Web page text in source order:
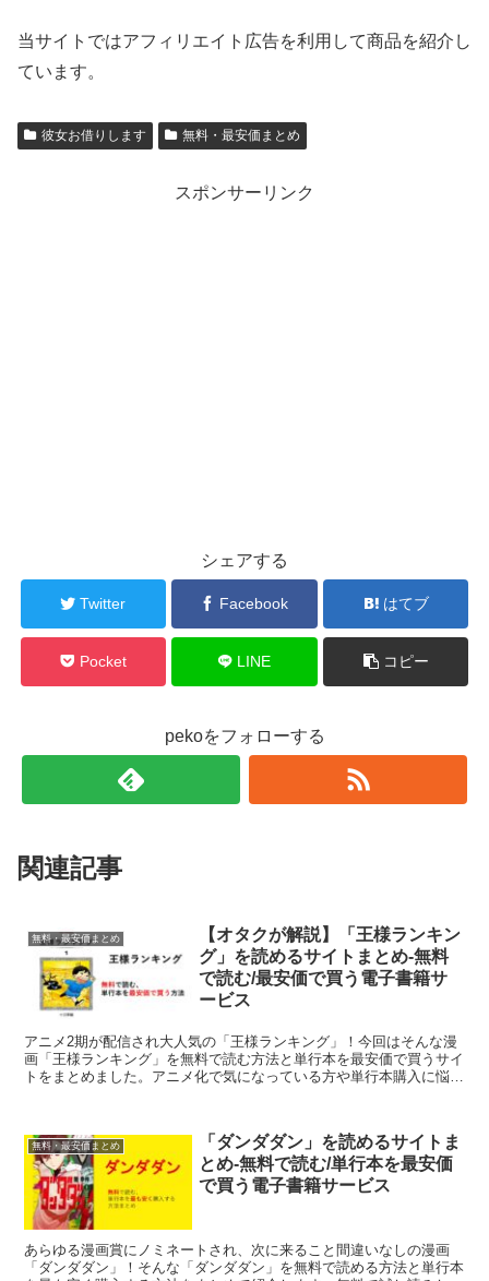
当サイトではアフィリエイト広告を利用して商品を紹介し
ています。
彼女お借りします 無料・最安価まとめ
スポンサーリンク
シェアする
Twitter Facebook はてブ
Pocket LINE コピー
pekoをフォローする
関連記事
無料・最安価まとめ
【オタクが解説】「王様ランキン
グ」を読めるサイトまとめ-無料
で読む/最安価で買う電子書籍サ
ービス
アニメ2期が配信され大人気の「王様ランキング」！今回はそんな漫
画「王様ランキング」を無料で読む方法と単行本を最安価で買うサイ
トをまとめました。アニメ化で気になっている方や単行本購入に悩ん
無料・最安価まとめ
「ダンダダン」を読めるサイトま
とめ-無料で読む/単行本を最安価
で買う電子書籍サービス
あらゆる漫画賞にノミネートされ、次に来ること間違いなしの漫画
「ダンダダン」！そんな「ダンダダン」を無料で読める方法と単行本